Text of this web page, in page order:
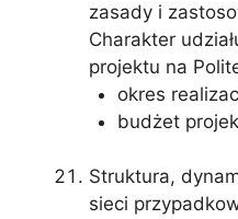
zasady i
Charakter
projektu na
okres
budżet
Struktura,
sieci